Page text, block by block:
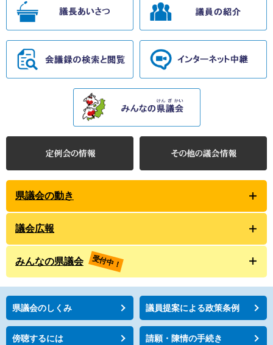
県議会の動き
議会広報
みんなの県議会 受付中！
県議会のしくみ 議員提案による政策条例
傍聴するには 請願・陳情の手続き